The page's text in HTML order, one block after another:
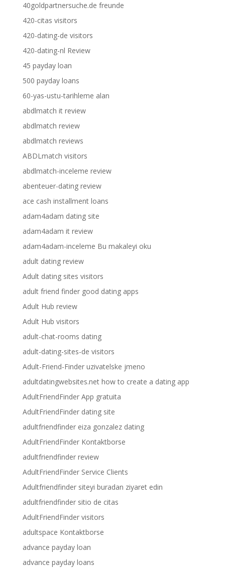
40goldpartnersuche.de freunde
420-citas visitors
420-dating-de visitors
420-dating-nl Review
45 payday loan
500 payday loans
60-yas-ustu-tarihleme alan
abdlmatch it review
abdlmatch review
abdlmatch reviews
ABDLmatch visitors
abdlmatch-inceleme review
abenteuer-dating review
ace cash installment loans
adam4adam dating site
adam4adam it review
adam4adam-inceleme Bu makaleyi oku
adult dating review
Adult dating sites visitors
adult friend finder good dating apps
Adult Hub review
Adult Hub visitors
adult-chat-rooms dating
adult-dating-sites-de visitors
Adult-Friend-Finder uzivatelske jmeno
adultdatingwebsites.net how to create a dating app
AdultFriendFinder App gratuita
AdultFriendFinder dating site
adultfriendfinder eiza gonzalez dating
AdultFriendFinder Kontaktborse
adultfriendfinder review
AdultFriendFinder Service Clients
Adultfriendfinder siteyi buradan ziyaret edin
adultfriendfinder sitio de citas
AdultFriendFinder visitors
adultspace Kontaktborse
advance payday loan
advance payday loans